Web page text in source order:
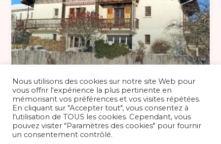
55 €/nuit
Studio avec belle vue proche Lac
Genin
Appartement dans maison
Nous utilisons des cookies sur notre site Web pour
vous offrir l'expérience la plus pertinente en
mémorisant vos préférences et vos visites répétées.
En cliquant sur "Accepter tout", vous consentez à
l'utilisation de TOUS les cookies. Cependant, vous
pouvez visiter "Paramètres des cookies" pour fournir
un consentement contrôlé.